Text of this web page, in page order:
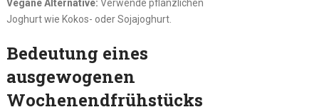
Vegane Alternative: Verwende pflanzlichen
Joghurt wie Kokos- oder Sojajoghurt.
Bedeutung eines
ausgewogenen
Wochenendfrühstücks